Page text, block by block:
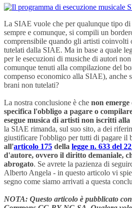
La SIAE vuole che per qualunque tipo
sempre e comunque, si compili un
comprensibile quando gli artisti coinvolti
tutelati dalla SIAE. Ma in base a quale
per le esecuzioni di musiche di autori
comunque tenuti alla compilazione del
compenso economico alla SIAE), anche
brani non tutelati?
La nostra conclusione è che non emerge
specifica l'obbligo a pagare o
esegue musica di artisti non iscritti
la SIAE rimanda, sul suo sito, a dei
giustificare l'obbligo per tutti di pagare il
all'articolo 175 della legge n. 633 del
d'autore, ovvero il diritto demaniale,
abrogato. Se avrete la pazienza di
Alberto Angela - in questo articolo vi
segno come siamo arrivati a questa
NOTA: Questo articolo è pubblicato